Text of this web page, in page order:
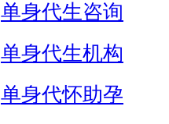
单身代生咨询
单身代生机构
单身代怀助孕